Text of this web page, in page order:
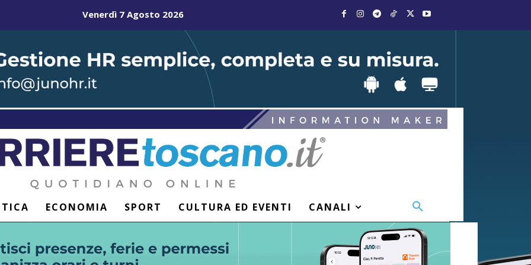
Venerdì 7 Agosto 2026
ECONOMIA SPORT CULTURA ED EVENTI CANALI